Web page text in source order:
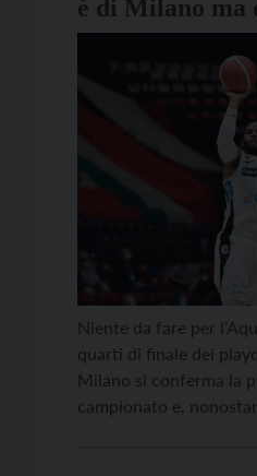
è di Milano ma
campo
Niente da fare per
quarti di finale dei
Milano si conferma la
campionato e,